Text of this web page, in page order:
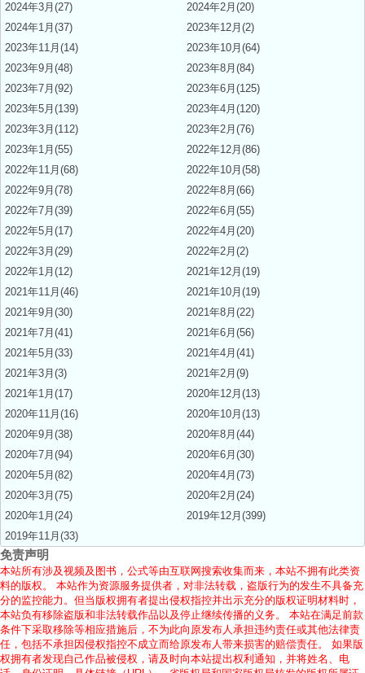
2024年3月(27)
2024年2月(20)
2024年1月(37)
2023年12月(2)
2023年11月(14)
2023年10月(64)
2023年9月(48)
2023年8月(84)
2023年7月(92)
2023年6月(125)
2023年5月(139)
2023年4月(120)
2023年3月(112)
2023年2月(76)
2023年1月(55)
2022年12月(86)
2022年11月(68)
2022年10月(58)
2022年9月(78)
2022年8月(66)
2022年7月(39)
2022年6月(55)
2022年5月(17)
2022年4月(20)
2022年3月(29)
2022年2月(2)
2022年1月(12)
2021年12月(19)
2021年11月(46)
2021年10月(19)
2021年9月(30)
2021年8月(22)
2021年7月(41)
2021年6月(56)
2021年5月(33)
2021年4月(41)
2021年3月(3)
2021年2月(9)
2021年1月(17)
2020年12月(13)
2020年11月(16)
2020年10月(13)
2020年9月(38)
2020年8月(44)
2020年7月(94)
2020年6月(30)
2020年5月(82)
2020年4月(73)
2020年3月(75)
2020年2月(24)
2020年1月(24)
2019年12月(399)
2019年11月(33)
免责声明
本站所有涉及视频及图书，公式等由互联网搜索收集而来，本站不拥有此类资
料的版权。 本站作为资源服务提供者，对非法转载，盗版行为的发生不具备充
分的监控能力。但当版权拥有者提出侵权指控并出示充分的版权证明材料时，
本站负有移除盗版和非法转载作品以及停止继续传播的义务。 本站在满足前款
条件下采取移除等相应措施后，不为此向原发布人承担违约责任或其他法律责
任，包括不承担因侵权指控不成立而给原发布人带来损害的赔偿责任。 如果版
权拥有者发现自己作品被侵权，请及时向本站提出权利通知，并将姓名、电